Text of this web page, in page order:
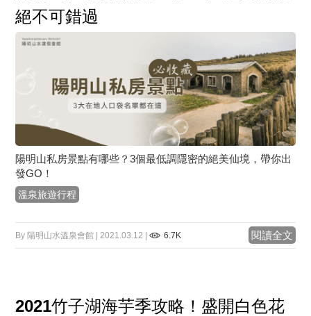
絕不可錯過
陽明山私房景點有哪些？3個最低調隱密的絕美仙境，帶你出
發GO！
溫泉旅遊行程
By 陽明山水溫泉會館 | 2021.03.12 | 6.7K 閱讀全文
2021竹子湖海芋季攻略！盛開白色花